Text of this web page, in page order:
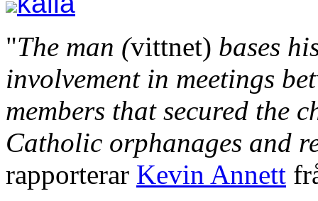
"The man (vittnet) bases
involvement in meetings
members that secured the
Catholic orphanages and
rapporterar Kevin Annett